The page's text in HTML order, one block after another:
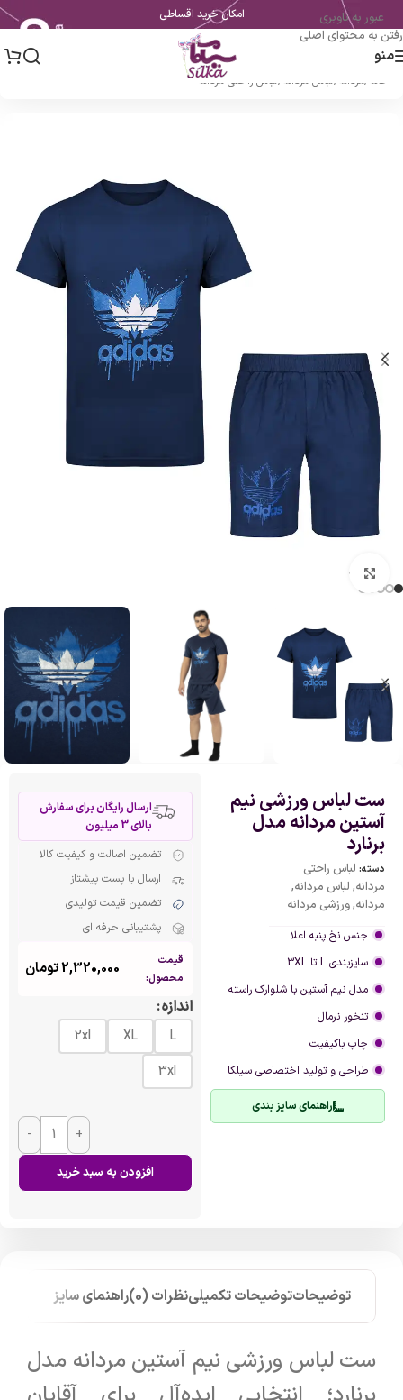
عبور به ناوبری
رفتن به محتوای اصلی
امکان خرید اقساطی
منو
خانه /مردانه /لباس مردانه /لباس راحتی مردانه
بزرگنمایی تصویر
ست لباس ورزشی نیم
آستین مردانه مدل
برنارد
دسته: لباس راحتی
مردانه, لباس مردانه,
مردانه,ورزشی مردانه
جنس نخ پنبه اعلا
سایزبندی L تا 3XL
مدل نیم آستین با شلوارک راسته
تنخور نرمال
چاپ باکیفیت
طراحی و تولید اختصاصی سیلکا
راهنمای سایز بندی
ارسال رایگان برای سفارش
بالای 3 میلیون
تضمین اصالت و کیفیت کالا
ارسال با پست پیشتاز
تضمین قیمت تولیدی
پشتیبانی حرفه ای
قیمت
محصول:
2,320,000تومان
اندازه
L
XL
2xl
3xl
- +
افزودن به سبد خرید
توضیحاتتوضیحات تکمیلینظرات (0) راهنمای سایز
ست لباس ورزشی نیم آستین مردانه مدل